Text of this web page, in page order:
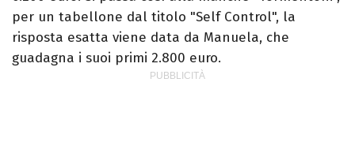
per un tabellone dal titolo "Self Control", la
risposta esatta viene data da Manuela, che
guadagna i suoi primi 2.800 euro.